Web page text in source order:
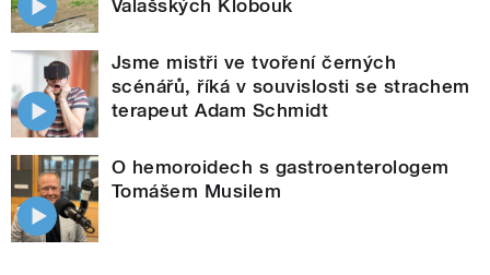
Valašských Klobouk
Jsme mistři ve tvoření černých
scénářů, říká v souvislosti se strachem
terapeut Adam Schmidt
O hemoroidech s gastroenterologem
Tomášem Musilem